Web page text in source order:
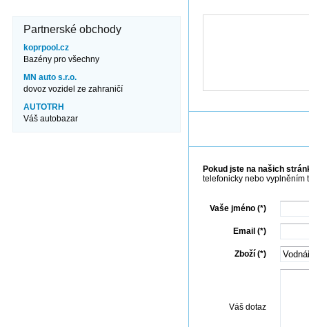
Pokud jste na našich
telefonicky nebo vyplněním
Vaše jméno (*)
Email (*)
Zboží (*)
Váš dotaz
Partnerské obchody
koprpool.cz
Bazény pro všechny
MN auto s.r.o.
dovoz vozidel ze zahraničí
AUTOTRH
Váš autobazar